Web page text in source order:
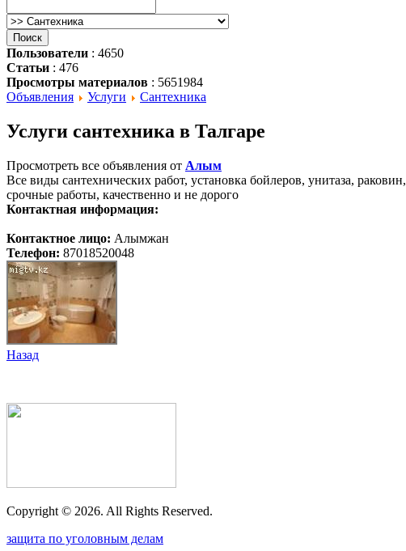
Пользователи : 4650
Статьи : 476
Просмотры материалов : 5651984
Объявления
Услуги Сантехника
Услуги сантехника в Талгаре
Просмотреть все объявления от Алым
Все виды сантехнических работ, установка бойлеров, унитаза,
срочные работы, качественно и не дорого
Контактная информация:
Контактное лицо: Алымжан
Телефон: 87018520048
Назад
Copyright © 2026. All Rights Reserved.
защита по уголовным делам